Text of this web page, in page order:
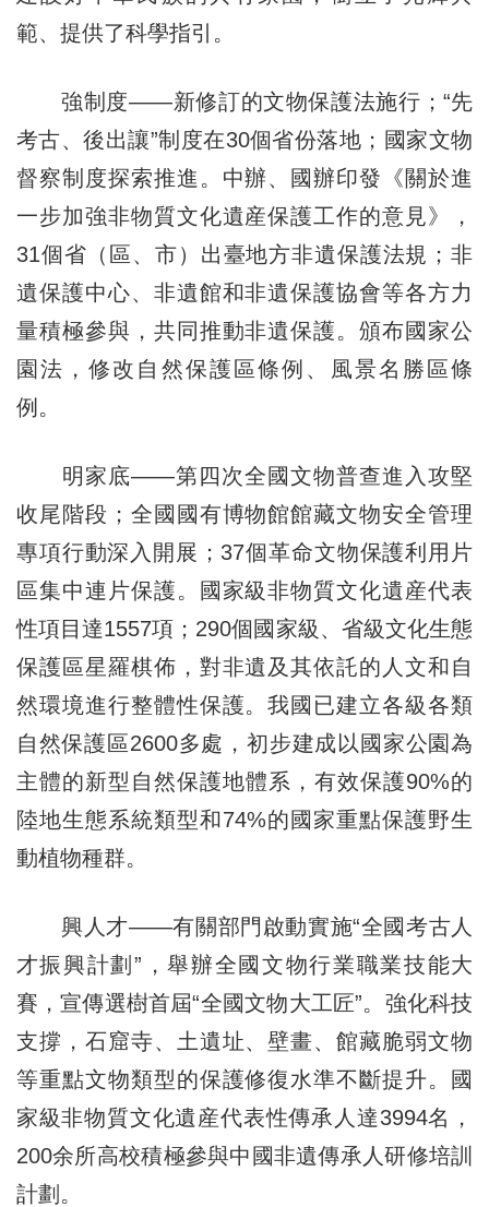
範、提供了科學指引。
強制度——新修訂的文物保護法施行；“先
考古、後出讓”制度在30個省份落地；國家文物
督察制度探索推進。中辦、國辦印發《關於進
一步加強非物質文化遺産保護工作的意見》，
31個省（區、市）出臺地方非遺保護法規；非
遺保護中心、非遺館和非遺保護協會等各方力
量積極參與，共同推動非遺保護。頒布國家公
園法，修改自然保護區條例、風景名勝區條
例。
明家底——第四次全國文物普查進入攻堅
收尾階段；全國國有博物館館藏文物安全管理
專項行動深入開展；37個革命文物保護利用片
區集中連片保護。國家級非物質文化遺産代表
性項目達1557項；290個國家級、省級文化生態
保護區星羅棋佈，對非遺及其依託的人文和自
然環境進行整體性保護。我國已建立各級各類
自然保護區2600多處，初步建成以國家公園為
主體的新型自然保護地體系，有效保護90%的
陸地生態系統類型和74%的國家重點保護野生
動植物種群。
興人才——有關部門啟動實施“全國考古人
才振興計劃”，舉辦全國文物行業職業技能大
賽，宣傳選樹首屆“全國文物大工匠”。強化科技
支撐，石窟寺、土遺址、壁畫、館藏脆弱文物
等重點文物類型的保護修復水準不斷提升。國
家級非物質文化遺産代表性傳承人達3994名，
200余所高校積極參與中國非遺傳承人研修培訓
計劃。